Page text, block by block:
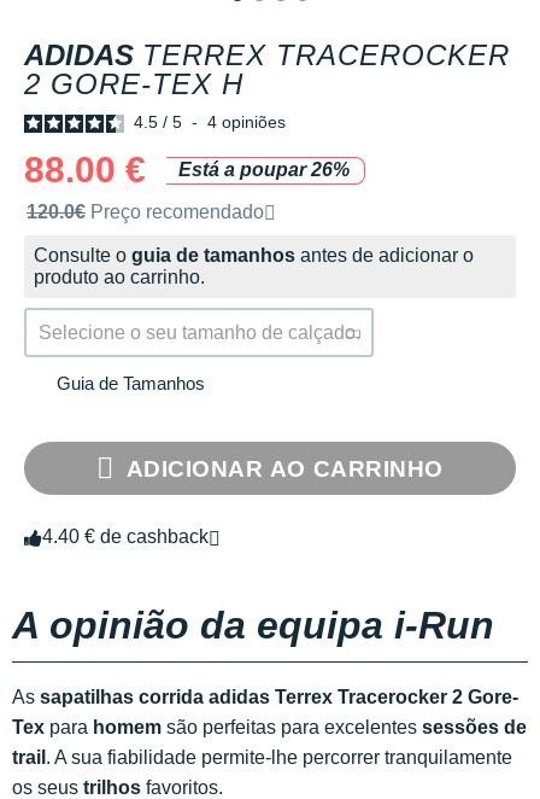
ADIDAS TERREX TRACEROCKER
2 GORE-TEX H
4.5 / 5 - 4 opiniões
88.00 €
Está a poupar 26%
Preço de venda recomendado pela marca
120.0€ Preço recomendado
Consulte o guia de tamanhos antes de adicionar o
produto ao carrinho.
Selecione o seu tamanho de calçado.
Guia de Tamanhos
ADICIONAR AO CARRINHO
4.40 € de cashback
A opinião da equipa i-Run
As sapatilhas corrida adidas Terrex Tracerocker 2 Gore-
Tex para homem são perfeitas para excelentes sessões de
trail . A sua fiabilidade permite-lhe percorrer tranquilamente
os seus trilhos favoritos.